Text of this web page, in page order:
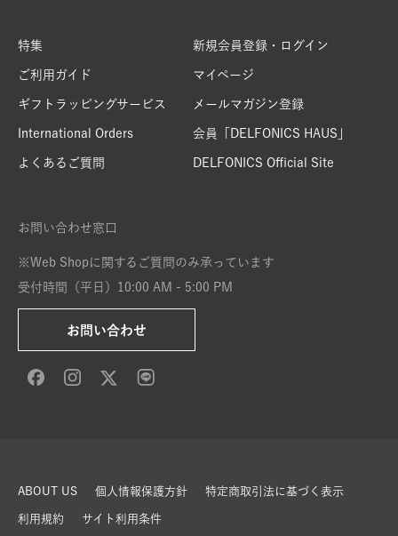
特集
ご利用ガイド
ギフトラッピングサービス
International Orders
よくあるご質問
新規会員登録・ログイン
マイページ
メールマガジン登録
会員「DELFONICS HAUS」
DELFONICS Official Site
お問い合わせ窓口
※Web Shopに関するご質問のみ承っています
受付時間（平日）10:00 AM - 5:00 PM
お問い合わせ
ABOUT US 個人情報保護方針 特定商取引法に基づく表示
利用規約 サイト利用条件